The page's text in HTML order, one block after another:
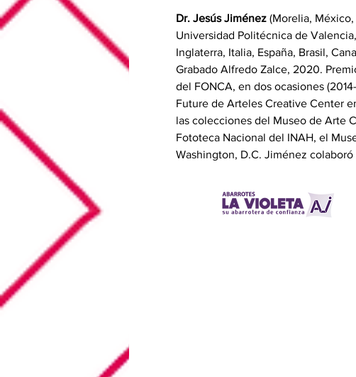
Dr. Jesús Jiménez (Morelia,
Universidad Politécnica de
Inglaterra, Italia, España, Brasil,
Grabado Alfredo Zalce, 2020.
del FONCA, en dos ocasiones
Future de Arteles Creative Center
las colecciones del Museo de Arte
Fototeca Nacional del INAH, el
Washington, D.C. Jiménez